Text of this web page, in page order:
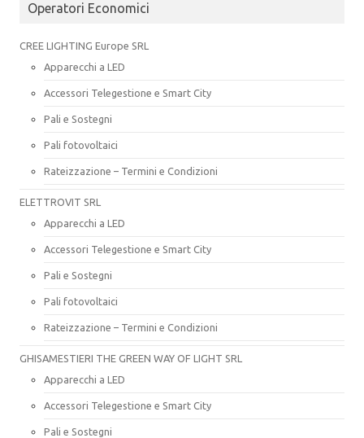
Operatori Economici
CREE LIGHTING Europe SRL
Apparecchi a LED
Accessori Telegestione e Smart City
Pali e Sostegni
Pali fotovoltaici
Rateizzazione – Termini e Condizioni
ELETTROVIT SRL
Apparecchi a LED
Accessori Telegestione e Smart City
Pali e Sostegni
Pali fotovoltaici
Rateizzazione – Termini e Condizioni
GHISAMESTIERI THE GREEN WAY OF LIGHT SRL
Apparecchi a LED
Accessori Telegestione e Smart City
Pali e Sostegni